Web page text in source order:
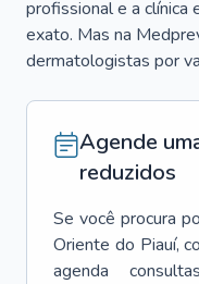
profissional e a clínica
exato. Mas na
dermatologistas por
Agende
reduzidos
Se você procura
Oriente do Piauí,
agenda